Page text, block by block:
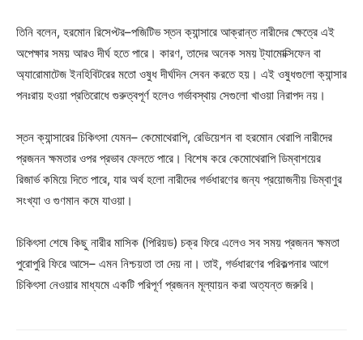
তিনি বলেন, হরমোন রিসেপ্টর–পজিটিভ স্তন ক্যান্সারে আক্রান্ত নারীদের ক্ষেত্রে এই
অপেক্ষার সময় আরও দীর্ঘ হতে পারে। কারণ, তাদের অনেক সময় ট্যামোক্সিফেন বা
অ্যারোমাটেজ ইনহিবিটরের মতো ওষুধ দীর্ঘদিন সেবন করতে হয়। এই ওষুধগুলো ক্যান্সার
পনঃরায় হওয়া প্রতিরোধে গুরুত্বপূর্ণ হলেও গর্ভাবস্থায় সেগুলো খাওয়া নিরাপদ নয়।
স্তন ক্যান্সারের চিকিৎসা যেমন– কেমোথেরাপি, রেডিয়েশন বা হরমোন থেরাপি নারীদের
প্রজনন ক্ষমতার ওপর প্রভাব ফেলতে পারে। বিশেষ করে কেমোথেরাপি ডিম্বাশয়ের
রিজার্ভ কমিয়ে দিতে পারে, যার অর্থ হলো নারীদের গর্ভধারণের জন্য প্রয়োজনীয় ডিম্বাণুর
সংখ্যা ও গুণমান কমে যাওয়া।
চিকিৎসা শেষে কিছু নারীর মাসিক (পিরিয়ড) চক্র ফিরে এলেও সব সময় প্রজনন ক্ষমতা
পুরোপুরি ফিরে আসে– এমন নিশ্চয়তা তা দেয় না। তাই, গর্ভধারণের পরিকল্পনার আগে
চিকিৎসা নেওয়ার মাধ্যমে একটি পরিপূর্ণ প্রজনন মূল্যায়ন করা অত্যন্ত জরুরি।